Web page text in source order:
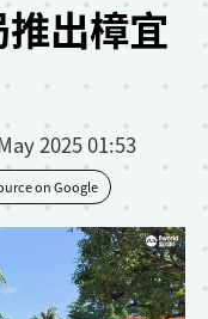
出樟宜
2025 01:53
on Google